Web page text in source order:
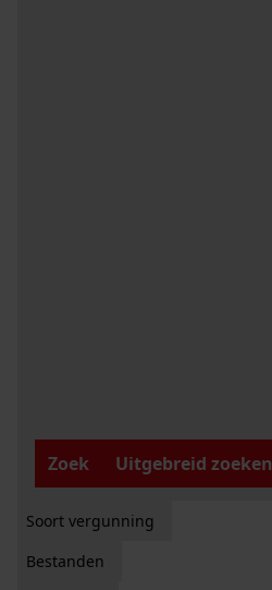
Zoek
Uitgebreid zoeken
Soort vergunning
Bestanden